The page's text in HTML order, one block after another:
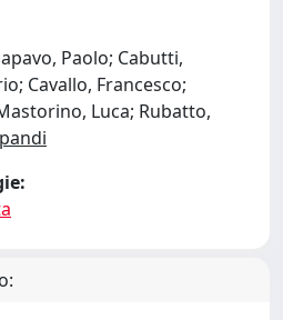
Paolo; Cabutti,
Cavallo, Francesco;
Luca; Rubatto,